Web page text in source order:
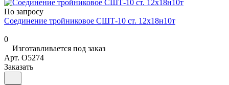
По запросу
Соединение тройниковое СШТ-10 ст. 12х18н10т
0
Изготавливается под заказ
Арт. O5274
Заказать